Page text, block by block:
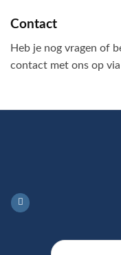
Contact
Heb je nog vragen of
contact met ons op via